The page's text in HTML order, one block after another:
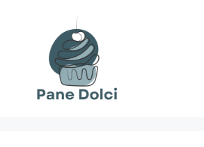
contenuto